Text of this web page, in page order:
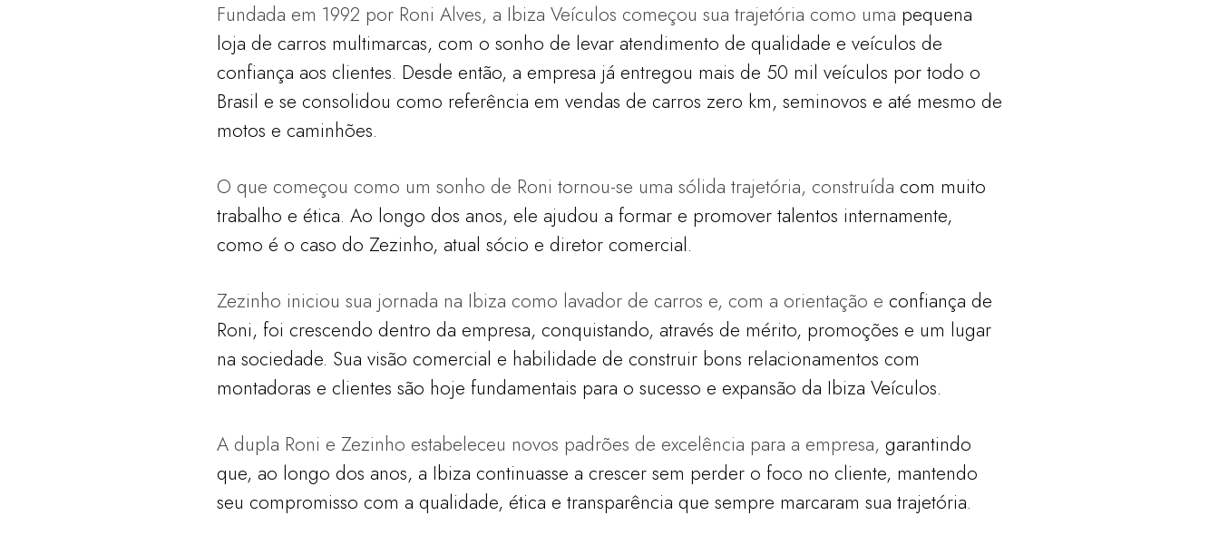
Fundada em 1992 por Roni Alves, a Ibiza Veículos começou sua trajetória como uma pequena
loja de carros multimarcas, com o sonho de levar atendimento de qualidade e veículos de
confiança aos clientes. Desde então, a empresa já entregou mais de 50 mil veículos por todo o
Brasil e se consolidou como referência em vendas de carros zero km, seminovos e até mesmo de
motos e caminhões.
O que começou como um sonho de Roni tornou-se uma sólida trajetória, construída com muito
trabalho e ética. Ao longo dos anos, ele ajudou a formar e promover talentos internamente,
como é o caso do Zezinho, atual sócio e diretor comercial.
Zezinho iniciou sua jornada na Ibiza como lavador de carros e, com a orientação e confiança de
Roni, foi crescendo dentro da empresa, conquistando, através de mérito, promoções e um lugar
na sociedade. Sua visão comercial e habilidade de construir bons relacionamentos com
montadoras e clientes são hoje fundamentais para o sucesso e expansão da Ibiza Veículos.
A dupla Roni e Zezinho estabeleceu novos padrões de excelência para a empresa, garantindo
que, ao longo dos anos, a Ibiza continuasse a crescer sem perder o foco no cliente, mantendo
seu compromisso com a qualidade, ética e transparência que sempre marcaram sua trajetória.